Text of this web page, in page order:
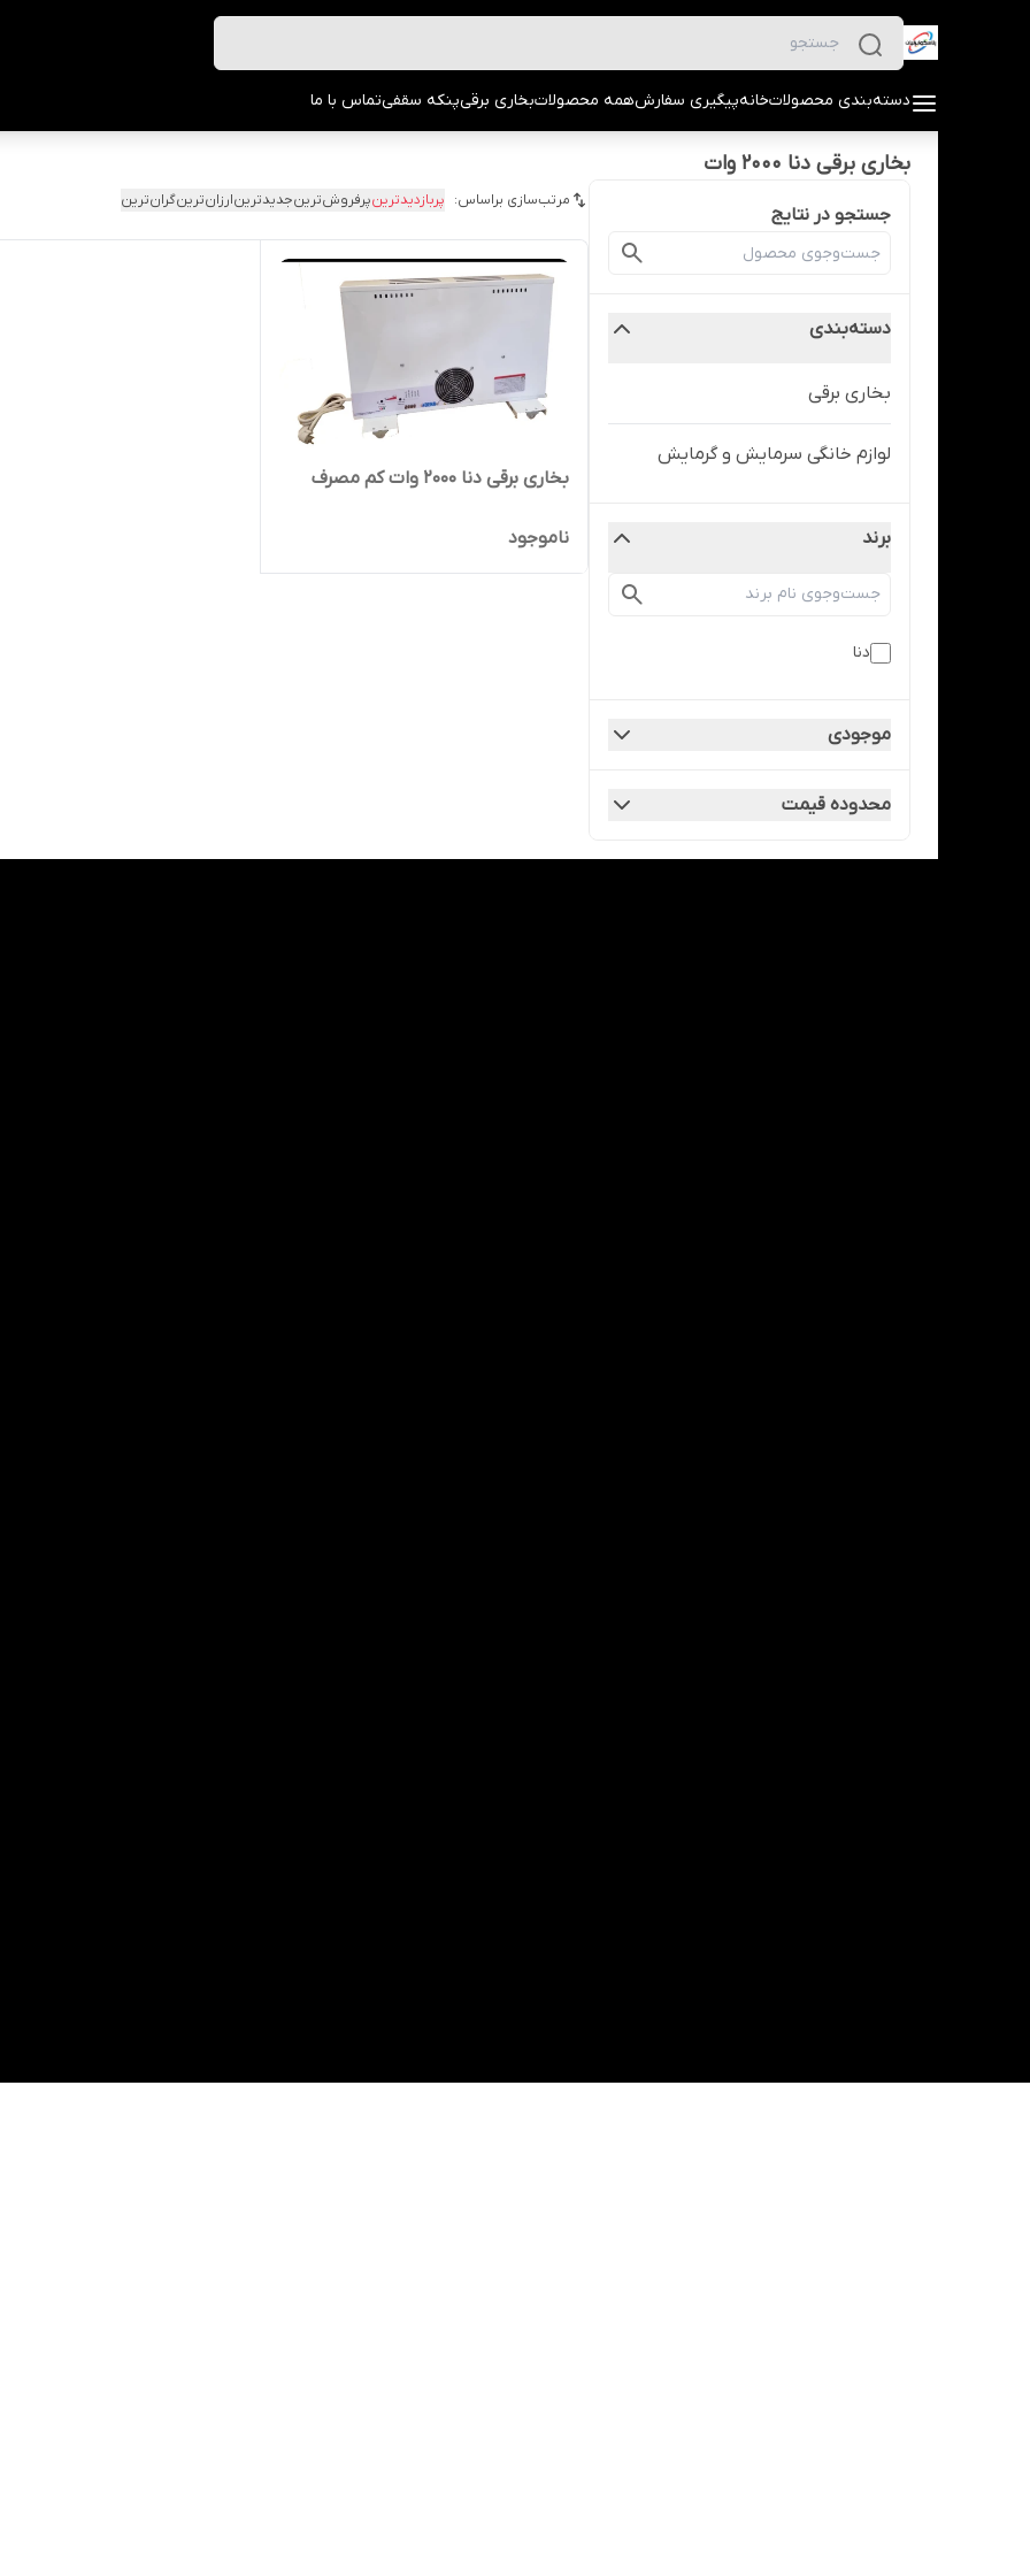
دسته‌بندی محصولاتخانهپیگیری سفارشهمه محصولاتبخاری برقیپنکه سقفیتماس با ما
بخاری برقی دنا 2000 وات
جستجو در نتایج
دسته‌بندی
بخاری برقی
لوازم خانگی سرمایش و گرمایش
برند
دنا
موجودی
محدوده قیمت
مرتب‌سازی براساس: پربازدیدترینپرفروش‌ترینجدیدترینارزان‌ترینگران‌ترین
بخاری برقی دنا ۲۰۰۰ وات کم مصرف
ناموجود